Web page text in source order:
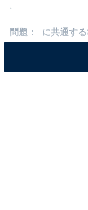
問題：□に共通す